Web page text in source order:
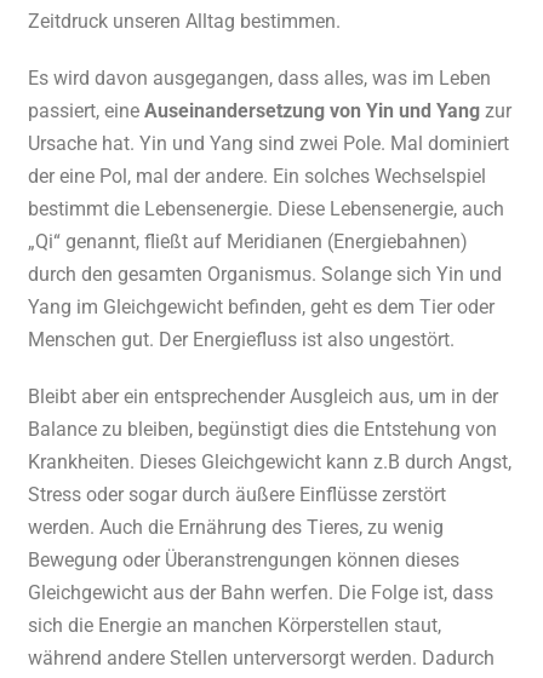
Zeitdruck unseren Alltag bestimmen.
Es wird davon ausgegangen, dass alles, was im Leben
passiert, eineAuseinandersetzung von Yin und Yang zur
Ursache hat. Yin und Yang sind zwei Pole. Mal dominiert
der eine Pol, mal der andere. Ein solches Wechselspiel
bestimmt die Lebensenergie. Diese Lebensenergie, auch
„Qi“ genannt, fließt auf Meridianen (Energiebahnen)
durch den gesamten Organismus. Solange sich Yin und
Yang im Gleichgewicht befinden, geht es dem Tier oder
Menschen gut. Der Energiefluss ist also ungestört.
Bleibt aber ein entsprechender Ausgleich aus, um in der
Balance zu bleiben, begünstigt dies die Entstehung von
Krankheiten. Dieses Gleichgewicht kann z.B durch Angst,
Stress oder sogar durch äußere Einflüsse zerstört
werden. Auch die Ernährung des Tieres, zu wenig
Bewegung oder Überanstrengungen können dieses
Gleichgewicht aus der Bahn werfen. Die Folge ist, dass
sich die Energie an manchen Körperstellen staut,
während andere Stellen unterversorgt werden. Dadurch